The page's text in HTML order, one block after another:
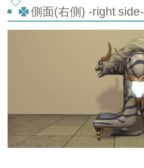
側面(右側) -right side-